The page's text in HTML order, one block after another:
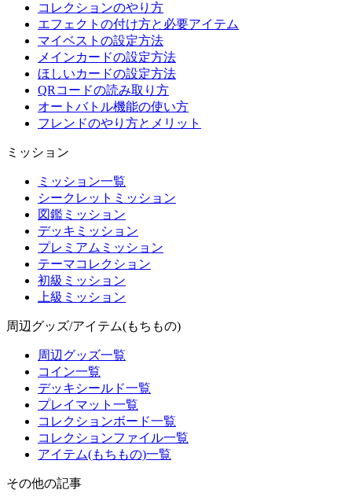
コレクションのやり方
エフェクトの付け方と必要アイテム
マイベストの設定方法
メインカードの設定方法
ほしいカードの設定方法
QRコードの読み取り方
オートバトル機能の使い方
フレンドのやり方とメリット
ミッション
ミッション一覧
シークレットミッション
図鑑ミッション
デッキミッション
プレミアムミッション
テーマコレクション
初級ミッション
上級ミッション
周辺グッズ/アイテム(もちもの)
周辺グッズ一覧
コイン一覧
デッキシールド一覧
プレイマット一覧
コレクションボード一覧
コレクションファイル一覧
アイテム(もちもの)一覧
その他の記事